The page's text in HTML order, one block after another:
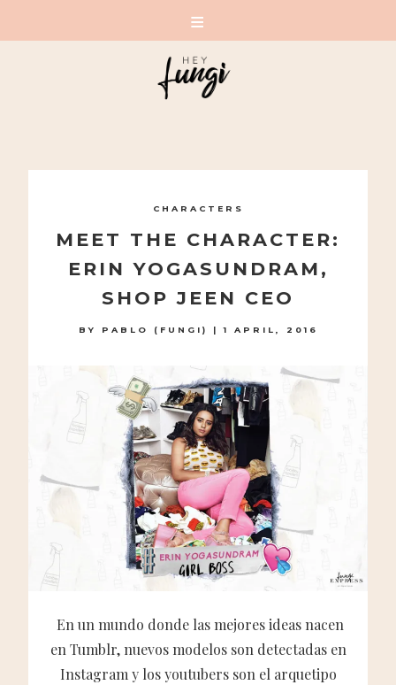
CHARACTERS
MEET THE CHARACTER:
ERIN YOGASUNDRAM,
SHOP JEEN CEO
BY PABLO (FUNGI) |1 APRIL, 2016
En un mundo donde las mejores ideas nacen
en Tumblr, nuevos modelos son detectadas en
Instagram y los youtubers son el arquetipo